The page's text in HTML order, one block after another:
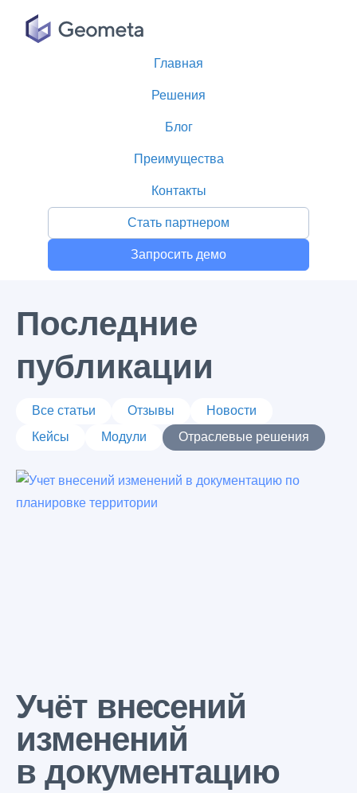
Главная
Решения
Блог
Преимущества
Контакты
Стать партнером
Запросить демо
Последние
публикации
Все статьи Отзывы
Новости
Кейсы
Модули Отраслевые решения
Latest posts
Учёт внесений
изменений
в документацию